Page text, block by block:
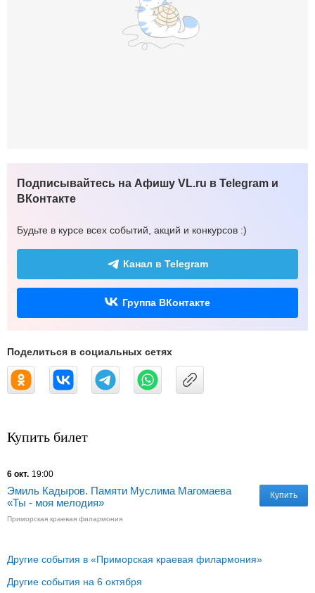
Подписывайтесь на Афишу VL.ru в Telegram и
ВКонтакте
Будьте в курсе всех событий, акций и конкурсов :)
Канал в Telegram
Группа ВКонтакте
Поделиться в социальных сетях
Купить билет
6 окт. 19:00
Эмиль Кадыров. Памяти Муслима Магомаева
«Ты - моя мелодия»
Приморская краевая филармония
Купить
Другие события в «Приморская краевая филармония»
Другие события на 6 октября